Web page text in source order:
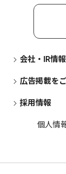
会社・IR情報
広告掲載を
採用情報
個人情